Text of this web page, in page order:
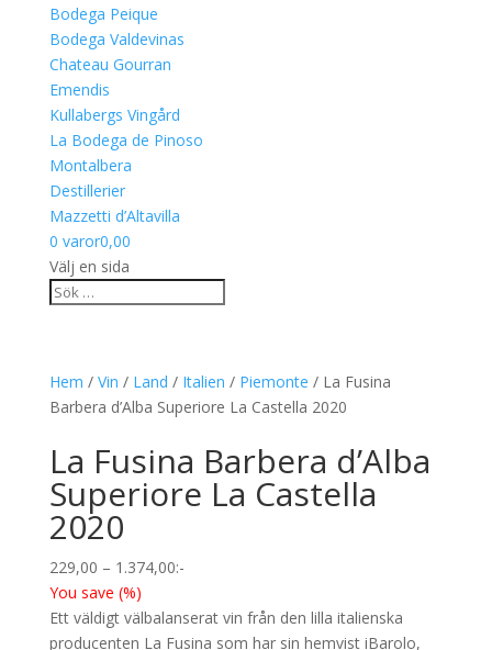
Bodega Peique
Bodega Valdevinas
Chateau Gourran
Emendis
Kullabergs Vingård
La Bodega de Pinoso
Montalbera
Destillerier
Mazzetti d’Altavilla
0 varor0,00
Välj en sida
Hem / Vin / Land / Italien / Piemonte / La Fusina
Barbera d’Alba Superiore La Castella 2020
La Fusina Barbera d’Alba
Superiore La Castella
2020
229,00 – 1.374,00Prisintervall:
till
1.374,00
:-
You save (%)
Ett väldigt välbalanserat vin från den lilla italienska
producenten La Fusina som har sin hemvist iBarolo,